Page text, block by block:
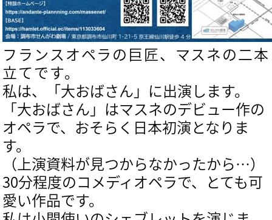
フランスオペラの巨匠、マスネの二本
立てです。
私は、「大おばさん」に出演します。
「大おばさん」はマスネのデビュー作の
オペラで、おそらく日本初演となりま
す。
（上演資料が見つからなかったから…）
30分程度のコメディオペラで、とても可
愛い作品です。